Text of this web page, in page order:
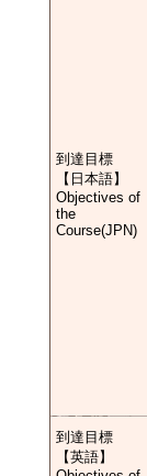
到達目標
【日本語】
Objectives of
the
Course(JPN)
到達目標
【英語】